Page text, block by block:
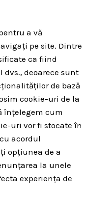
a vă
pe site. Dintre
ca fiind
dvs., deoarece sunt
de bază
cookie-uri de la
înțelegem cum
uri vor fi stocate în
acordul
opțiunea de a
la unele
experiența de